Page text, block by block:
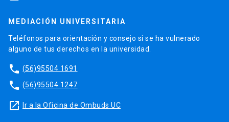
MEDIACIÓN UNIVERSITARIA
Teléfonos para orientación y consejo si se ha vulnerado
alguno de tus derechos en la universidad.
phone (56)95504 1691
phone (56)95504 1247
launch Ir a la Oficina de Ombuds UC